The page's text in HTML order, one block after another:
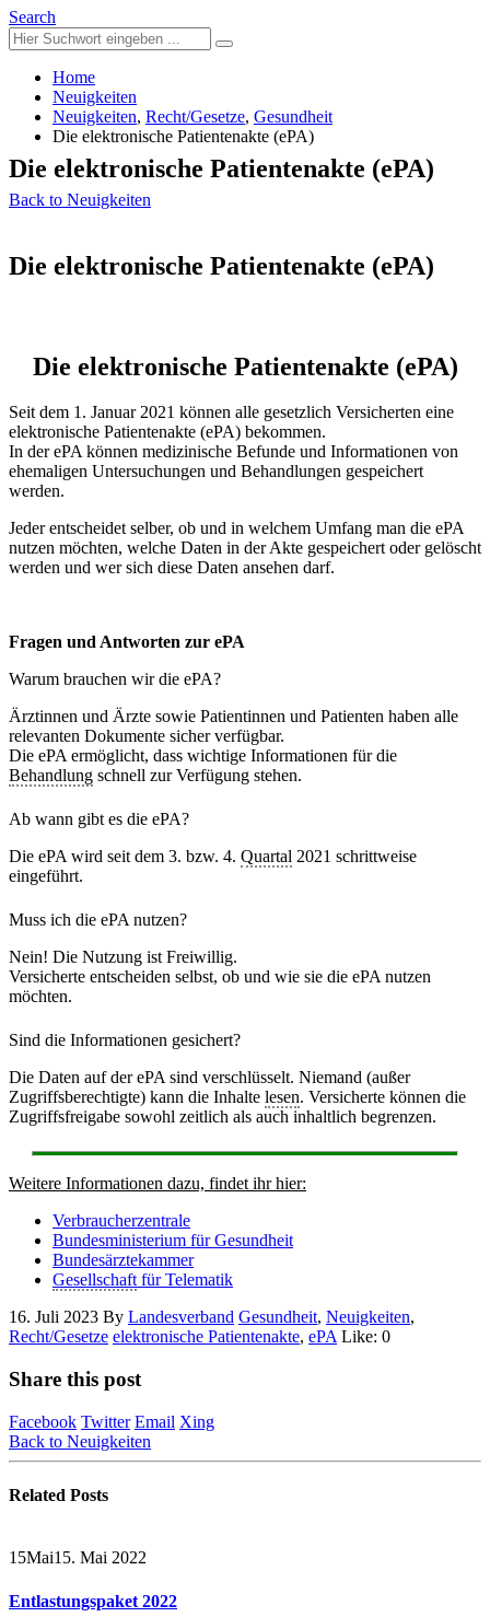
Search
Home
Neuigkeiten
Neuigkeiten, Recht/Gesetze, Gesundheit
Die elektronische Patientenakte (ePA)
Die elektronische Patientenakte (ePA)
Back to Neuigkeiten
Die elektronische Patientenakte (ePA)
Die elektronische Patientenakte (ePA)
Seit dem 1. Januar 2021 können alle gesetzlich Versicherten eine
elektronische Patientenakte (ePA) bekommen.
In der ePA können medizinische Befunde und Informationen von
ehemaligen Untersuchungen und Behandlungen gespeichert
werden.
Jeder entscheidet selber, ob und in welchem Umfang man die ePA
nutzen möchten, welche Daten in der Akte gespeichert oder gelöscht
werden und wer sich diese Daten ansehen darf.
Fragen und Antworten zur ePA
Warum brauchen wir die ePA?
Ärztinnen und Ärzte sowie Patientinnen und Patienten haben alle
relevanten Dokumente sicher verfügbar.
Die ePA ermöglicht, dass wichtige Informationen für die
Behandlung schnell zur Verfügung stehen.
Ab wann gibt es die ePA?
Die ePA wird seit dem 3. bzw. 4. Quartal 2021 schrittweise
eingeführt.
Muss ich die ePA nutzen?
Nein! Die Nutzung ist Freiwillig.
Versicherte entscheiden selbst, ob und wie sie die ePA nutzen
möchten.
Sind die Informationen gesichert?
Die Daten auf der ePA sind verschlüsselt. Niemand (außer
Zugriffsberechtigte) kann die Inhalte lesen. Versicherte können die
Zugriffsfreigabe sowohl zeitlich als auch inhaltlich begrenzen.
Weitere Informationen dazu, findet ihr hier:
Verbraucherzentrale
Bundesministerium für Gesundheit
Bundesärztekammer
Gesellschaftfür Telematik
16. Juli 2023 By Landesverband Gesundheit, Neuigkeiten,
Recht/Gesetze elektronische Patientenakte, ePA Like: 0
Share this post
Facebook Twitter Email Xing
Back to Neuigkeiten
Related Posts
15Mai15. Mai 2022
Entlastungspaket 2022